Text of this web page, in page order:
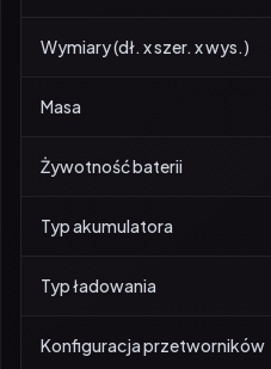
Wymiary (dł. x szer. x wys.)
Masa
Żywotność baterii
Typ akumulatora
Typ ładowania
Konfiguracja przetworników